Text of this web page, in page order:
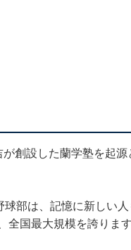
創設した蘭学塾を起源
部は、記憶に新しい人
国最大規模を誇ります